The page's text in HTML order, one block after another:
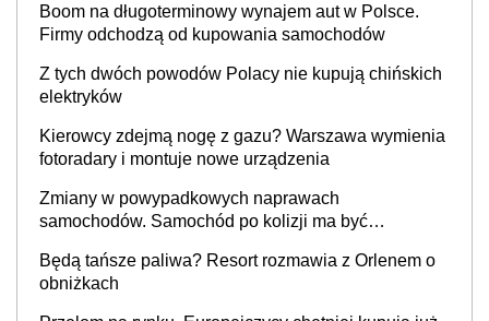
Boom na długoterminowy wynajem aut w Polsce.
Firmy odchodzą od kupowania samochodów
Z tych dwóch powodów Polacy nie kupują chińskich
elektryków
Kierowcy zdejmą nogę z gazu? Warszawa wymienia
fotoradary i montuje nowe urządzenia
Zmiany w powypadkowych naprawach
samochodów. Samochód po kolizji ma być
producenta
Będą tańsze paliwa? Resort rozmawia z Orlenem o
obniżkach